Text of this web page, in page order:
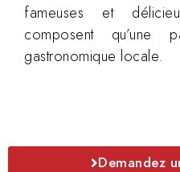
fameuses et
composent
gastronomique locale.
Demandez